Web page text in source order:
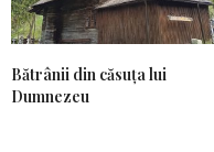
Bătrânii din căsuța lui
Dumnezeu